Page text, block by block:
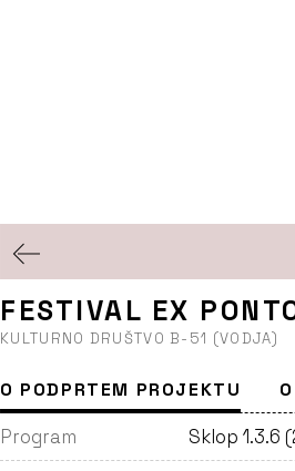
FESTIVAL EX
KULTURNO DRUŠTVO B-51 (VODJA)
O PODPRTEM PROJEKTU
Program
Sklop 1.3.6